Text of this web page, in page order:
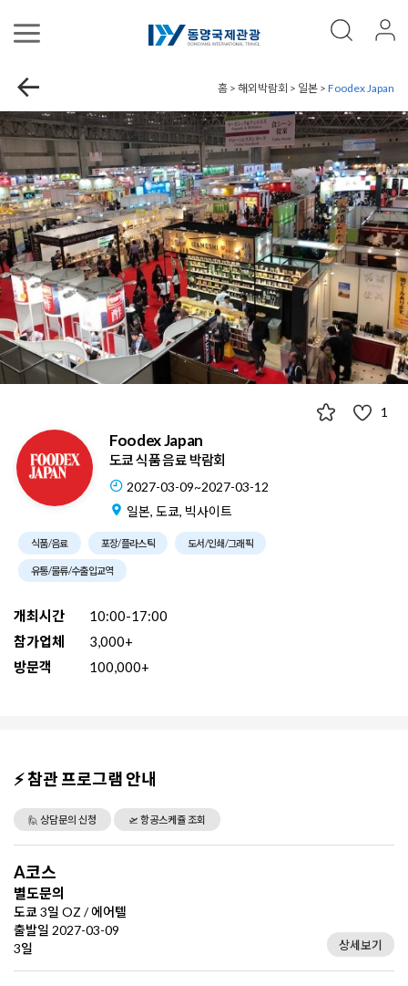
홈 > 해외박람회 > 일본 > Foodex Japan
1
Foodex Japan
도쿄 식품 음료 박람회
2027-03-09~2027-03-12
일본, 도쿄, 빅사이트
식품/음료 포장/플라스틱 도서/인쇄/그래픽
유통/물류/수출입교역
개최시간
10:00-17:00
참가업체
3,000+
방문객
100,000+
⚡ 참관 프로그램 안내
🙋 상담문의 신청 🛫 항공스케쥴 조회
A코스
별도문의
도쿄 3일 OZ / 에어텔
출발일 2027-03-09
3일
상세보기